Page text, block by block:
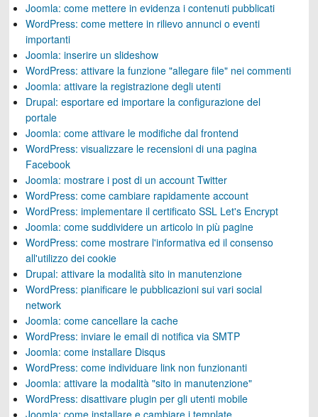
Joomla: come mettere in evidenza i contenuti pubblicati
WordPress: come mettere in rilievo annunci o eventi
importanti
Joomla: inserire un slideshow
WordPress: attivare la funzione "allegare file" nei commenti
Joomla: attivare la registrazione degli utenti
Drupal: esportare ed importare la configurazione del
portale
Joomla: come attivare le modifiche dal frontend
WordPress: visualizzare le recensioni di una pagina
Facebook
Joomla: mostrare i post di un account Twitter
WordPress: come cambiare rapidamente account
WordPress: implementare il certificato SSL Let's Encrypt
Joomla: come suddividere un articolo in più pagine
WordPress: come mostrare l'informativa ed il consenso
all'utilizzo dei cookie
Drupal: attivare la modalità sito in manutenzione
WordPress: pianificare le pubblicazioni sui vari social
network
Joomla: come cancellare la cache
WordPress: inviare le email di notifica via SMTP
Joomla: come installare Disqus
WordPress: come individuare link non funzionanti
Joomla: attivare la modalità "sito in manutenzione"
WordPress: disattivare plugin per gli utenti mobile
Joomla: come installare e cambiare i template